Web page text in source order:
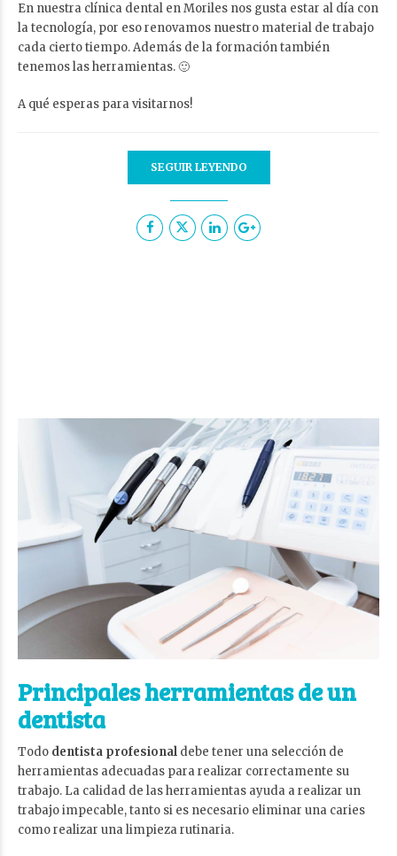
En nuestra clínica dental en Moriles nos gusta estar al día con
la tecnología, por eso renovamos nuestro material de trabajo
cada cierto tiempo. Además de la formación también
tenemos las herramientas. 🙂
A qué esperas para visitarnos!
SEGUIR LEYENDO
Principales herramientas de un
dentista
Todo dentista profesional debe tener una selección de
herramientas adecuadas para realizar correctamente su
trabajo. La calidad de las herramientas ayuda a realizar un
trabajo impecable, tanto si es necesario eliminar una caries
como realizar una limpieza rutinaria.